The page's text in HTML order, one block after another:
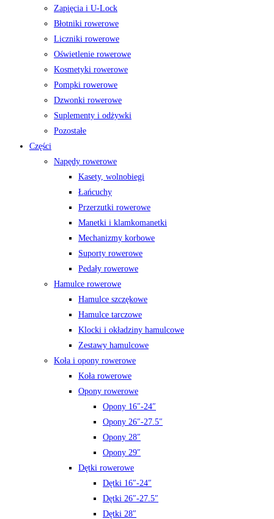
Zapięcia i U-Lock
Błotniki rowerowe
Liczniki rowerowe
Oświetlenie rowerowe
Kosmetyki rowerowe
Pompki rowerowe
Dzwonki rowerowe
Suplementy i odżywki
Pozostałe
Części
Napędy rowerowe
Kasety, wolnobiegi
Łańcuchy
Przerzutki rowerowe
Manetki i klamkomanetki
Mechanizmy korbowe
Suporty rowerowe
Pedały rowerowe
Hamulce rowerowe
Hamulce szczękowe
Hamulce tarczowe
Klocki i okładziny hamulcowe
Zestawy hamulcowe
Koła i opony rowerowe
Koła rowerowe
Opony rowerowe
Opony 16″-24″
Opony 26″-27.5″
Opony 28″
Opony 29″
Dętki rowerowe
Dętki 16″-24″
Dętki 26″-27.5″
Dętki 28″